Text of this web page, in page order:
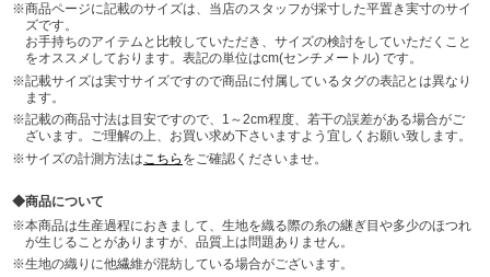
商品ページに記載のサイズは、当店のスタッフが採寸した平置き実寸のサイ
ズです。
お手持ちのアイテムと比較していただき、サイズの検討をしていただくこと
をオススメしております。表記の単位はcm(センチメートル) です。
記載サイズは実寸サイズですので商品に付属しているタグの表記とは異なり
ます。
記載の商品寸法は目安ですので、1～2cm程度、若干の誤差がある場合がご
ざいます。ご理解の上、お買い求め下さいますよう宜しくお願い致します。
サイズの計測方法はこちら をご確認くださいませ。
商品について
本商品は生産過程におきまして、生地を織る際の糸の継ぎ目や多少のほつれ
が生じることがありますが、品質上は問題ありません。
生地の織りに他繊維が混紡している場合がございます。